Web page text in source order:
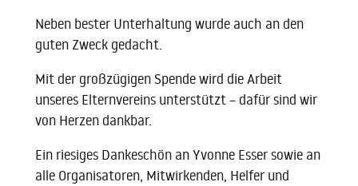
Neben bester Unterhaltung wurde auch an den
guten Zweck gedacht.
Mit der großzügigen Spende wird die Arbeit
unseres Elternvereins unterstützt – dafür sind wir
von Herzen dankbar.
Ein riesiges Dankeschön an Yvonne Esser sowie an
alle Organisatoren, Mitwirkenden, Helfer und